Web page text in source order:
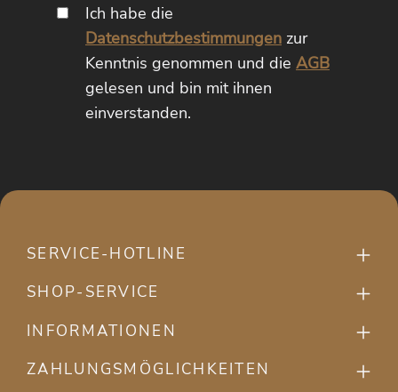
Ich habe die
Datenschutzbestimmungenzur
Kenntnis genommen und die AGB
gelesen und bin mit ihnen
einverstanden.
SERVICE-HOTLINE
SHOP-SERVICE
INFORMATIONEN
ZAHLUNGSMÖGLICHKEITEN